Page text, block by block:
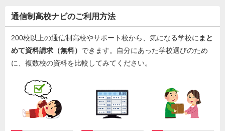
通信制高校ナビのご利用方法
200校以上の通信制高校やサポート校から、気になる学校にまと
めて資料請求（無料） できます。自分にあった学校選びのため
に、複数校の資料を比較してみてください。